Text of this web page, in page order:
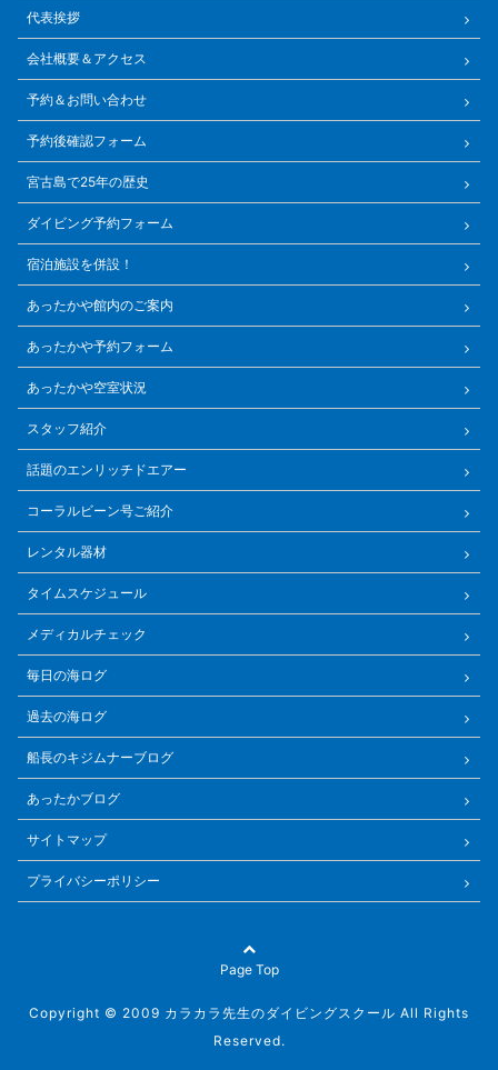
代表挨拶
会社概要＆アクセス
予約＆お問い合わせ
予約後確認フォーム
宮古島で25年の歴史
ダイビング予約フォーム
宿泊施設を併設！
あったかや館内のご案内
あったかや予約フォーム
あったかや空室状況
スタッフ紹介
話題のエンリッチドエアー
コーラルビーン号ご紹介
レンタル器材
タイムスケジュール
メディカルチェック
毎日の海ログ
過去の海ログ
船長のキジムナーブログ
あったかブログ
サイトマップ
プライバシーポリシー
Page Top
Copyright © 2009 カラカラ先生のダイビングスクール All Rights
Reserved.